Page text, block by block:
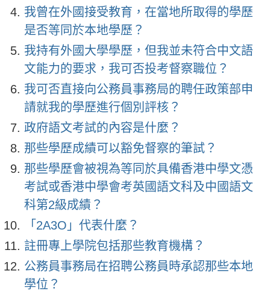
我曾在外國接受教育，在當地所取得的學歷
是否等同於本地學歷？
我持有外國大學學歷，但我並未符合中文語
文能力的要求，我可否投考督察職位？
我可否直接向公務員事務局的聘任政策部申
請就我的學歷進行個別評核？
政府語文考試的內容是什麼？
那些學歷成績可以豁免督察的筆試？
那些學歷會被視為等同於具備香港中學文憑
考試或香港中學會考英國語文科及中國語文
科第2級成績？
「2A3O」代表什麼？
註冊專上學院包括那些教育機構？
公務員事務局在招聘公務員時承認那些本地
學位？